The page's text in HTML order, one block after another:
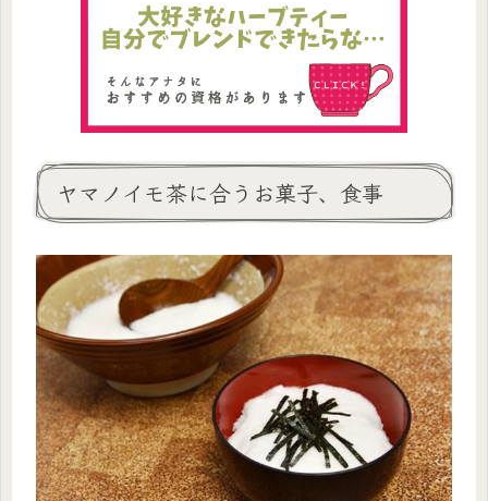
ヤマノイモ茶に合うお菓子、食事